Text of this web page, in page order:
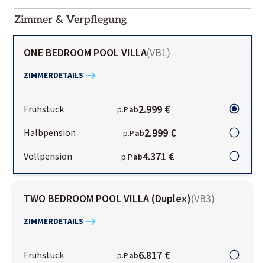
01-02
Zimmer & Verpflegung
ONE BEDROOM POOL VILLA(VB1)
ZIMMERDETAILS
Frühstück p.P.ab2.999 €
Halbpension p.P.ab2.999 €
Vollpension p.P.ab4.371 €
TWO BEDROOM POOL VILLA (Duplex)(VB3)
ZIMMERDETAILS
Frühstück p.P.ab6.817 €